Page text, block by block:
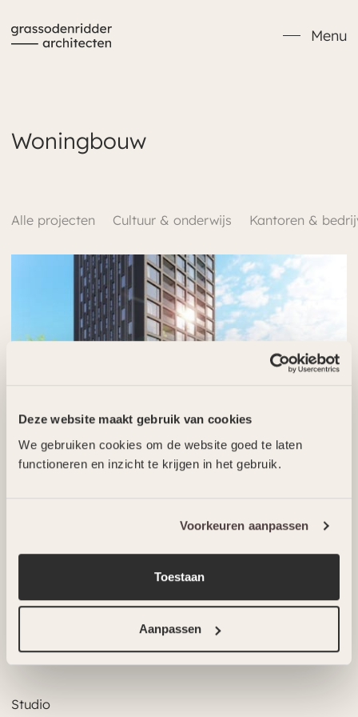
Deze website maakt gebruik van cookies
We gebruiken cookies om de website goed te laten
functioneren en inzicht te krijgen in het gebruik.
Voorkeuren aanpassen
Toestaan
Aanpassen
Verder naar navigatie
Ga naar hoofdinhoud
Menu
Woningbouw
Alle projecten Cultuur & onderwijs Kantoren &
Commercieel
Studio